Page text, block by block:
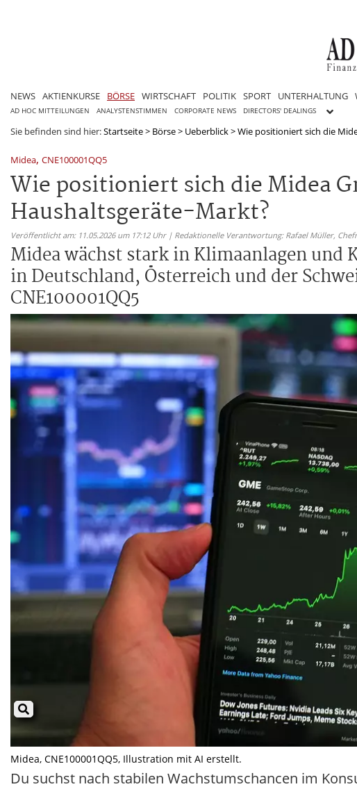
NEWS AKTIENKURSE BÖRSE WIRTSCHAFT POLITIK SPORT UNTERHALTUNG
AD HOC MITTEILUNGEN ANALYSTENSTIMMEN CORPORATE NEWS DIRECTORS' DEALINGS
Sie befinden sind hier:Startseite> Börse> Ueberblick>Wie positioniert sich die
Midea, CNE100001QQ5
Wie positioniert sich die Midea
Haushaltsgeräte-Markt?
Veröffentlicht am: 11.05.2026 um 17:12 Uhr | Redaktionelle Verantwortung: Rafael Müller,
Midea wächst stark in Klimaanlagen
in Deutschland, Österreich und der
CNE100001QQ5
Midea, CNE100001QQ5, Illustration mit AI erstellt.
Du suchst nach stabilen Wachstumschancen im